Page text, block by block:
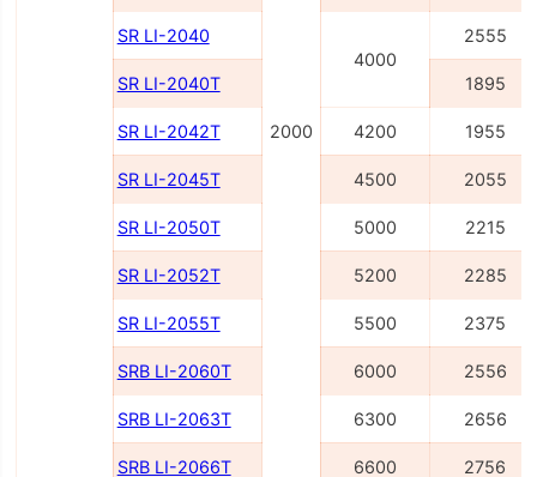
2000
SR LI-2040
4000
2555
SR LI-2040Т 1895
SR LI-2042Т 4200 1955
SR LI-2045Т 4500 2055
SR LI-2050Т 5000 2215
SR LI-2052Т 5200 2285
SR LI-2055Т 5500 2375
SRB LI-2060Т 6000 2556
SRB LI-2063Т 6300 2656
SRB LI-2066Т 6600 2756